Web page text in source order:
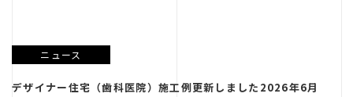
ニュース
デザイナー住宅（歯科医院）施工例更新しました2026年6月